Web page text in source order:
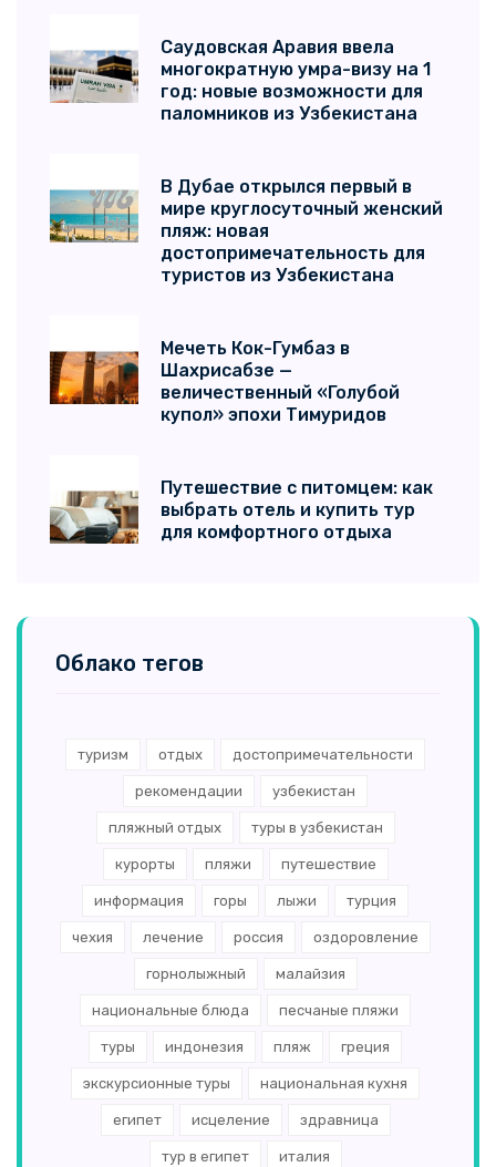
Саудовская Аравия ввела
многократную умра-визу на 1
год: новые возможности для
паломников из Узбекистана
В Дубае открылся первый в
мире круглосуточный женский
пляж: новая
достопримечательность для
туристов из Узбекистана
Мечеть Кок-Гумбаз в
Шахрисабзе —
величественный «Голубой
купол» эпохи Тимуридов
Путешествие с питомцем: как
выбрать отель и купить тур
для комфортного отдыха
Облако тегов
туризм отдых достопримечательности
рекомендации узбекистан
пляжный отдых туры в узбекистан
курорты пляжи путешествие
информация горы лыжи турция
чехия лечение россия оздоровление
горнолыжный малайзия
национальные блюда песчаные пляжи
туры индонезия пляж греция
экскурсионные туры национальная кухня
египет исцеление здравница
тур в египет италия